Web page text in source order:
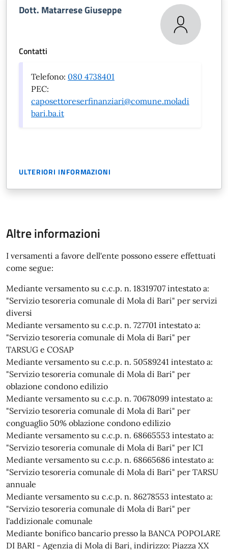
Dott. Matarrese Giuseppe
Contatti
Telefono: 080 4738401
PEC:
caposettoreserfinanziari@comune.moladi
bari.ba.it
ULTERIORI INFORMAZIONI
Altre informazioni
I versamenti a favore dell'ente possono essere effettuati
come segue:
Mediante versamento su c.c.p. n. 18319707 intestato a:
"Servizio tesoreria comunale di Mola di Bari" per servizi
diversi
Mediante versamento su c.c.p. n. 727701 intestato a:
"Servizio tesoreria comunale di Mola di Bari" per
TARSUG e COSAP
Mediante versamento su c.c.p. n. 50589241 intestato a:
"Servizio tesoreria comunale di Mola di Bari" per
oblazione condono edilizio
Mediante versamento su c.c.p. n. 70678099 intestato a:
"Servizio tesoreria comunale di Mola di Bari" per
conguaglio 50% oblazione condono edilizio
Mediante versamento su c.c.p. n. 68665553 intestato a:
"Servizio tesoreria comunale di Mola di Bari" per ICI
Mediante versamento su c.c.p. n. 68665686 intestato a:
"Servizio tesoreria comunale di Mola di Bari" per TARSU
annuale
Mediante versamento su c.c.p. n. 86278553 intestato a:
"Servizio tesoreria comunale di Mola di Bari" per
l'addizionale comunale
Mediante bonifico bancario presso la BANCA POPOLARE
DI BARI - Agenzia di Mola di Bari, indirizzo: Piazza XX